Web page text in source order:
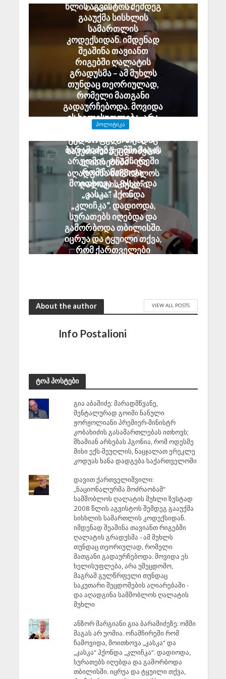
August 8, 2026
წლის აგვისტოს შემდეგ
გააუქმა სისხლის
სამართლის
კოდექსიდან. იმდენად
შეაშინა თავიანთ
რიგებში ღალატის
გრადუსმა – ამ მუხლს
თუნდაც თეორიულად,
რომელი მათგანი
გადაურჩებოდა. მოვიდა
ეს ხელისუფლება, არა
უშეცდომო, მაგრამ
გულწრფელი თუნდაც
საკუთარი შეცდომების
აღიარებაში – და
აღადგინა სამშობლოს
ღალატის მუხლი
August 8, 2026
ᲞᲝᲚᲘᲢᲘᲙᲐ
ანზორ მარგიანი გია
ბარამიძეზე: ომში მაგას
არ უომია. ოჩამჩირეში
რომ ჩამოვიდა,
მოითხოვა „კასკა“ და
„კასკა“ ჰქონდა
„კლიჩკა“. დადიოდა,
სურათებს იღებდა და
გამორბოდა თბილისში.
იცრუა და ტყუილი თქვა,
რომ ქართველები
About the author VIEW ALL POSTS
Info Postalioni
ტოპ პოსტები
გია აბაშიძე: მარადმწვანე,
მენტალურად გოიმი ნანული
ჟორჟოლიანი პრემიერ-მინისტრ
კობახიძის გასამართლებას ითხოვს;
შხამიან არსებას ჰგონია, რომ ოდესმე
მისი ექს-მეუღლის, ნაცჯალათ ერეკლე
კოდუას ხანა დადგება საქართველოში
დავით ქართველიშვილი:
„ნაციონალურმა მოძრაობამ“
სამშობლოს ღალატის მუხლი ზუსტად
2008 წლის აგვისტოს შემდეგ გააუქმა
სისხლის სამართლის კოდექსიდან.
იმდენად შეაშინა თავიანთ რიგებში
ღალატის გრადუსმა - ამ მუხლს
თუნდაც თეორიულად, რომელი
მათგანი გადაურჩებოდა. მოვიდა ეს
ხელისუფლება, არა უშეცდომო,
მაგრამ გულწრფელი თუნდაც
საკუთარი შეცდომების აღიარებაში -
და აღადგინა სამშობლოს ღალატის
მუხლი
ანზორ მარგიანი გია ბარამიძეზე: ომში
მაგას არ უომია. ოჩამჩირეში რომ
ჩამოვიდა, მოითხოვა „კასკა“ და
„კასკა“ ჰქონდა „კლიჩკა“. დადიოდა,
სურათებს იღებდა და გამორბოდა
თბილისში. იცრუა და ტყუილი თქვა,